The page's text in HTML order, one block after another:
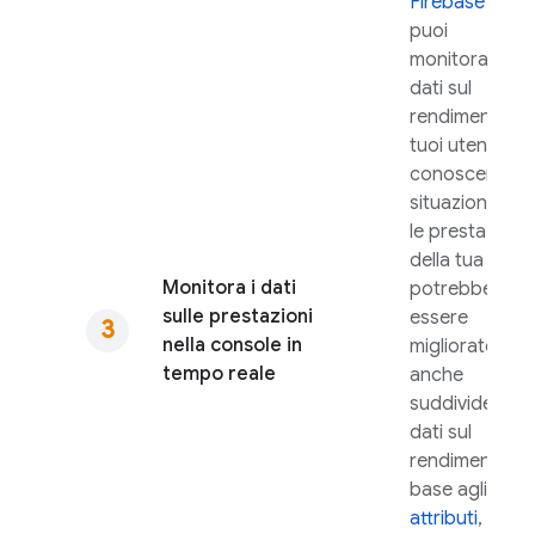
Monitora i dati
sulle prestazioni
nella console in
tempo reale
puoi
monitorare i
dati sul
rendimento
tuoi utenti per
conoscere
situazioni in
le prestazioni
della tua app
potrebbero
essere
migliorate.
anche
suddividere i
dati sul
rendimento in
base agli
attributi, ad